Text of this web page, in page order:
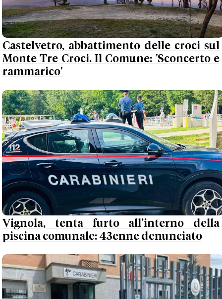
Castelvetro, abbattimento delle croci sul
Monte Tre Croci. Il Comune: 'Sconcerto e
rammarico'
Vignola, tenta furto all’interno della
piscina comunale: 43enne denunciato